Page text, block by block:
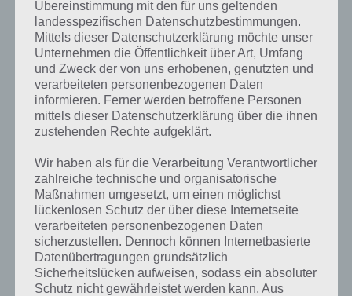
kurze Begriffserklärung!
Sport ist nun eigentlich kein Wort, dass man nicht kennt, trotzdem
werden auch heute wieder viele daran verzweifelt sein, welches Wort
denn im Spiel gesucht worden ist. Schließlich ist Sport
allgegenwärtig.
Bei Sport handelt es sich um eine intensive körperliche Betätigung.
geistige. Der körperliche Sport wird in unterschiedlichsten
Sportarten betrieben. So gibt es die Leichtathletik, Fußball, Handball
und vieles mehr.
Neben dem aktiven Sport gibt es auch den passiven Sportkonsum.
So werden aktive Sportausübungen als Zuschauer verfolgt,
beispielsweise direkt vor Ort oder über ein Massenmedium wie den
Fernseher oder Internet. Vor allem beim Fußball hat sich in
Übereinstimmung mit den für uns geltenden
landesspezifischen Datenschutzbestimmungen.
Mittels dieser Datenschutzerklärung möchte unser
Unternehmen die Öffentlichkeit über Art, Umfang
und Zweck der von uns erhobenen, genutzten und
verarbeiteten personenbezogenen Daten
informieren. Ferner werden betroffene Personen
mittels dieser Datenschutzerklärung über die ihnen
zustehenden Rechte aufgeklärt.
Wir haben als für die Verarbeitung Verantwortlicher
zahlreiche technische und organisatorische
Maßnahmen umgesetzt, um einen möglichst
lückenlosen Schutz der über diese Internetseite
verarbeiteten personenbezogenen Daten
sicherzustellen. Dennoch können Internetbasierte
Datenübertragungen grundsätzlich
Sicherheitslücken aufweisen, sodass ein absoluter
Schutz nicht gewährleistet werden kann. Aus